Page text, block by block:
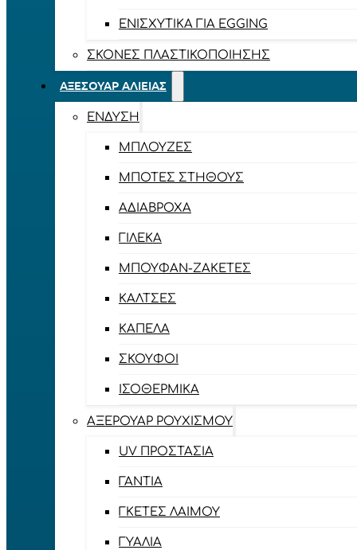
ΕΝΙΣΧΥΤΙΚΆ ΓΙΑ EGGING
ΣΚΌΝΕΣ ΠΛΑΣΤΙΚΟΠΟΊΗΣΗΣ
ΑΞΕΣΟΥΆΡ ΑΛΙΕΊΑΣ
ΈΝΔΥΣΗ
ΜΠΛΟΎΖΕΣ
ΜΠΌΤΕΣ ΣΤΉΘΟΥΣ
ΑΔΙΆΒΡΟΧΑ
ΓΙΛΈΚΑ
ΜΠΟΥΦΆΝ-ΖΑΚΈΤΕΣ
ΚΆΛΤΣΕΣ
ΚΑΠΈΛΑ
ΣΚΟΎΦΟΙ
ΙΣΟΘΕΡΜΙΚΆ
ΑΞΕΡΟΥΆΡ ΡΟΥΧΙΣΜΟΎ
UV ΠΡΟΣΤΑΣΊΑ
ΓΆΝΤΙΑ
ΓΚΈΤΕΣ ΛΑΊΜΟΥ
ΓΥΑΛΙΆ